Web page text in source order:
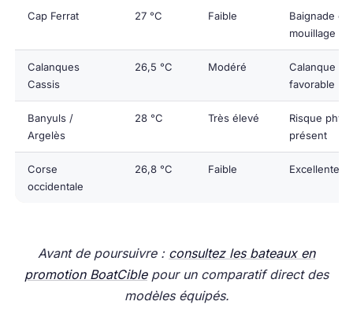
Cap Ferrat 27 °C Faible
Baignade et
mouillage OK
Calanques
Cassis
26,5 °C Modéré
Calanque
favorable
Banyuls /
Argelès
28 °C Très élevé
Risque
présent
Corse
occidentale
26,8 °C Faible Excellente
Avant de poursuivre : consultez les bateaux en
promotion BoatCiblepour un comparatif direct des
modèles équipés.